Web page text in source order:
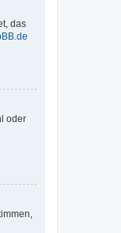
das
oder